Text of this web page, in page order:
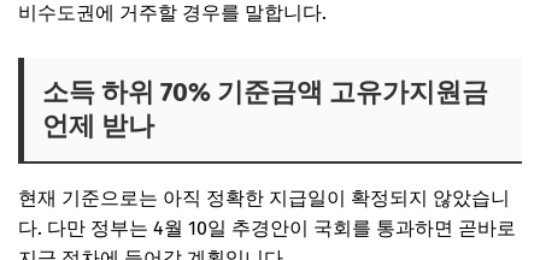
비수도권에 거주할 경우를 말합니다.
소득 하위 70% 기준금액 고유가지원금
언제 받나
현재 기준으로는 아직 정확한 지급일이 확정되지 않았습니
다. 다만 정부는 4월 10일 추경안이 국회를 통과하면 곧바로